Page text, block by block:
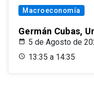
Macroeconomía
Germán Cubas,
5 de Agosto de
13:35 a 14:35